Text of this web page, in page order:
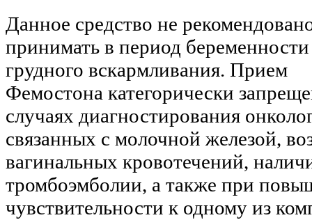
Данное средство не
принимать в период
грудного вскармливания. Прием
Фемостона категорически
случаях диагностирования
связанных с молочной железой,
вагинальных кровотечений,
тромбоэмболии, а также при
чувствительности к одному из